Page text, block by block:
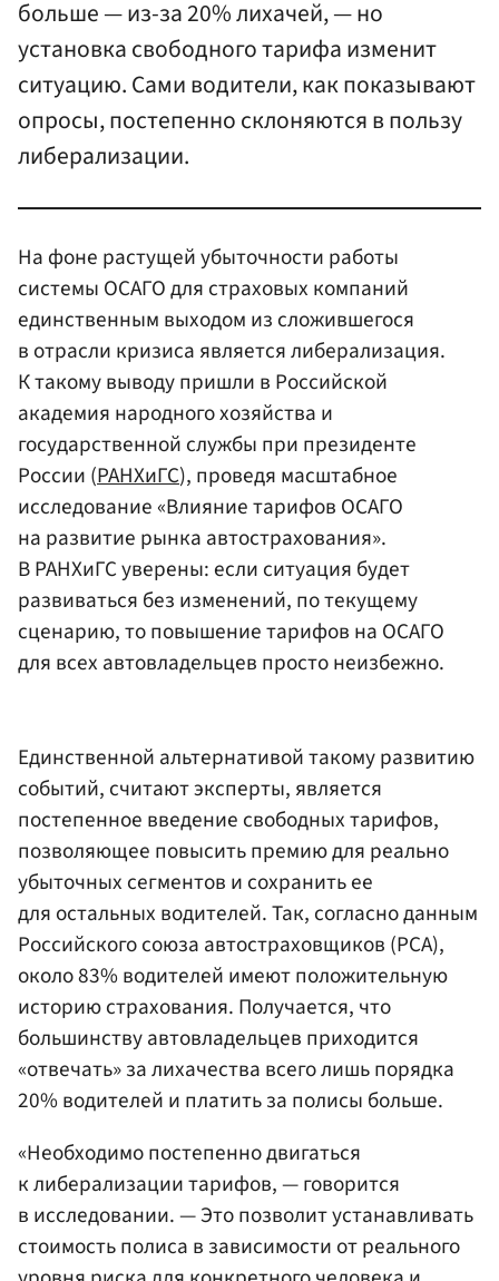
больше — из-за 20% лихачей, — но
установка свободного тарифа изменит
ситуацию. Сами водители, как показывают
опросы, постепенно склоняются в пользу
либерализации.
На фоне растущей убыточности работы
системы ОСАГО для страховых компаний
единственным выходом из сложившегося
в отрасли кризиса является либерализация.
К такому выводу пришли в Российской
академия народного хозяйства и
государственной службы при президенте
России (РАНХиГС), проведя масштабное
исследование «Влияние тарифов ОСАГО
на развитие рынка автострахования».
В РАНХиГС уверены: если ситуация будет
развиваться без изменений, по текущему
сценарию, то повышение тарифов на ОСАГО
для всех автовладельцев просто неизбежно.
Единственной альтернативой такому развитию
событий, считают эксперты, является
постепенное введение свободных тарифов,
позволяющее повысить премию для реально
убыточных сегментов и сохранить ее
для остальных водителей. Так, согласно данным
Российского союза автостраховщиков (РСА),
около 83% водителей имеют положительную
историю страхования. Получается, что
большинству автовладельцев приходится
«отвечать» за лихачества всего лишь порядка
20% водителей и платить за полисы больше.
«Необходимо постепенно двигаться
к либерализации тарифов, — говорится
в исследовании. — Это позволит устанавливать
стоимость полиса в зависимости от реального